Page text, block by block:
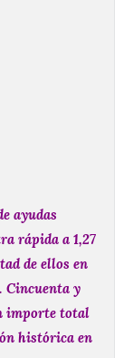
ayudas
rápida a 1,27
de ellos en
Cincuenta y
importe total
histórica en